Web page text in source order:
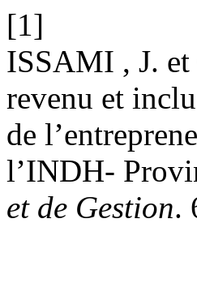
[1]
ISSAMI , J.
revenu et
de
l’INDH-
et de Gestion.